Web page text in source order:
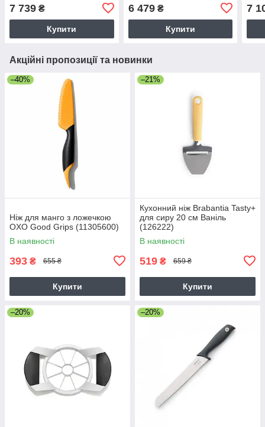
7 739 ₴
Купити
6 479₴
Купити
7
Акційні пропозиції та новинки
–40%
Ніж для манго з ложечкою
OXO Good Grips (11305600)
В наявності
393 ₴ 655 ₴
Купити
–21%
Кухонний ніж Brabantia Tasty+
для сиру 20 см Ваніль
(126222)
В наявності
519 ₴ 659 ₴
Купити
–20% –20%